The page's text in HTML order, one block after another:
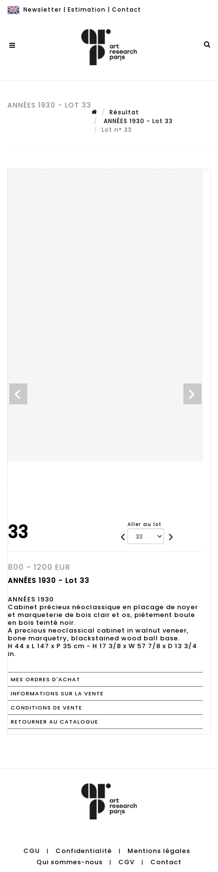
Newsletter | Estimation | Contact
ANNÉES 1930 - LOT 33
Résultat
ANNÉES 1930 - Lot 33
Lot n° 33
33 Aller au lot
800 - 1200 EUR
ANNÉES 1930 - Lot 33
ANNÉES 1930
Cabinet précieux néoclassique en placage de noyer
et marqueterie de bois clair et os, piétement boule
en bois teinté noir.
A precious neoclassical cabinet in walnut veneer,
bone marquetry, blackstained wood ball base.
H 44 x L 147 x P 35 cm - H 17 3/8 x W 57 7/8 x D 13 3/4
in.
MES ORDRES D'ACHAT
INFORMATIONS SUR LA VENTE
CONDITIONS DE VENTE
RETOURNER AU CATALOGUE
CGU | Confidentialité |
Mentions légales
Qui sommes-nous
| CGV | Contact